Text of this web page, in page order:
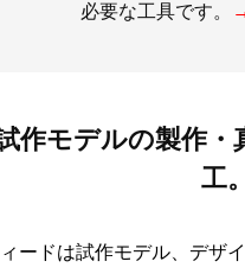
必要な工具です。
作モデルの製作・
工。
ードは試作モデル、デザ